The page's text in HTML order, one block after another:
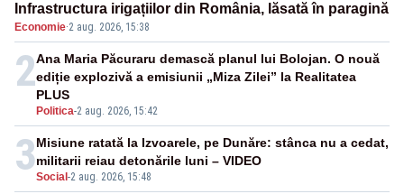
Infrastructura irigațiilor din România, lăsată în paragină
Economie·2 aug. 2026, 15:38
2
Politica-2 aug. 2026, 15:42
Ana Maria Păcuraru demască planul lui Bolojan. O nouă
ediție explozivă a emisiunii „Miza Zilei” la Realitatea
PLUS
3Social -2 aug. 2026, 15:48
Misiune ratată la Izvoarele, pe Dunăre: stânca nu a cedat,
militarii reiau detonările luni – VIDEO